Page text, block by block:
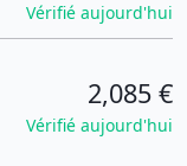
Vérifié aujourd'hui
2,085 €
Vérifié aujourd'hui